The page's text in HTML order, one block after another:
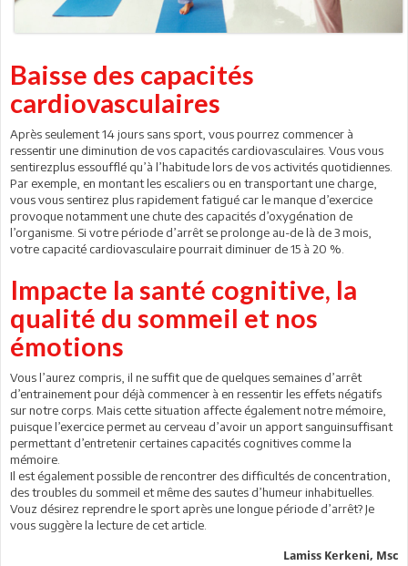
Baisse des capacités
cardiovasculaires
Après seulement 14 jours sans sport, vous pourrez commencer à
ressentir une diminution de vos capacités cardiovasculaires. Vous vous
sentirezplus essoufflé qu’à l’habitude lors de vos activités quotidiennes.
Par exemple, en montant les escaliers ou en transportant une charge,
vous vous sentirez plus rapidement fatigué car le manque d’exercice
provoque notamment une chute des capacités d’oxygénation de
l’organisme. Si votre période d’arrêt se prolonge au-de là de 3 mois,
votre capacité cardiovasculaire pourrait diminuer de 15 à 20 %.
Impacte la santé cognitive, la
qualité du sommeil et nos
émotions
Vous l’aurez compris, il ne suffit que de quelques semaines d’arrêt
d’entrainement pour déjà commencer à en ressentir les effets négatifs
sur notre corps. Mais cette situation affecte également notre mémoire,
puisque l’exercice permet au cerveau d’avoir un apport sanguinsuffisant
permettant d’entretenir certaines capacités cognitives comme la
mémoire.
Il est également possible de rencontrer des difficultés de concentration,
des troubles du sommeil et même des sautes d’humeur inhabituelles.
Vouz désirez reprendre le sport après une longue période d’arrêt? Je
vous suggère la lecture de cet article.
Lamiss Kerkeni, Msc